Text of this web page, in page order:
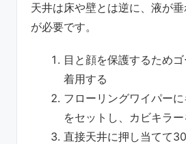
天井は床や壁とは逆に、液が
が必要です。
目と顔を保護するため
着用する
フローリングワイパー
をセットし、カビキラ
直接天井に押し当てて